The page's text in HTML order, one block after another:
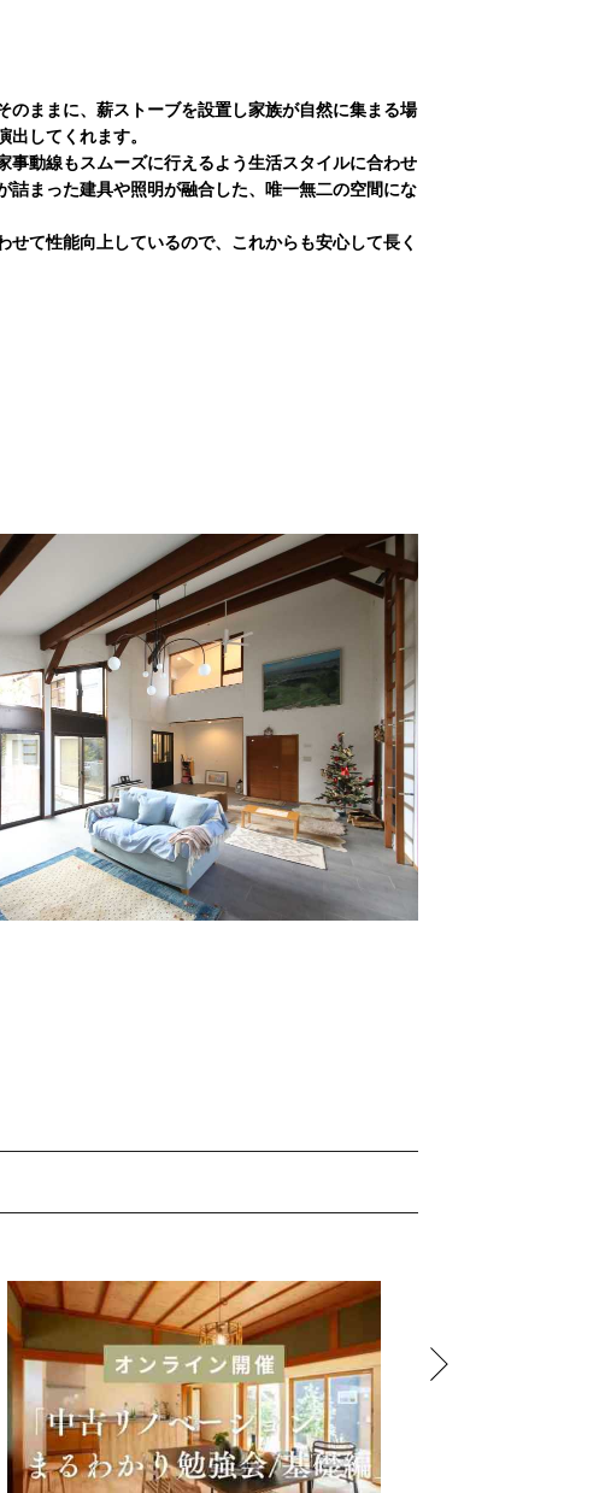
ままに、薪ストーブを設置し家族が自然に集まる場
してくれます。
動線もスムーズに行えるよう生活スタイルに合わせ
まった建具や照明が融合した、唯一無二の空間にな
て性能向上しているので、これからも安心して長く